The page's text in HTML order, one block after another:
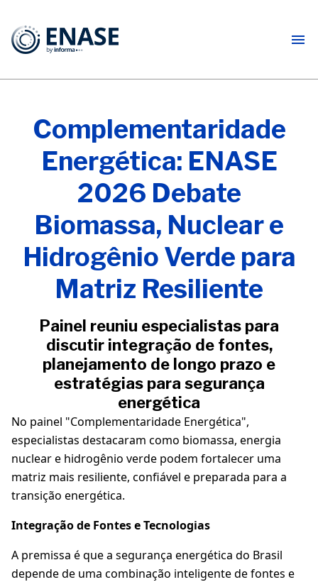
Complementaridade
Energética: ENASE
2026 Debate
Biomassa, Nuclear e
Hidrogênio Verde para
Matriz Resiliente
Painel reuniu especialistas para
discutir integração de fontes,
planejamento de longo prazo e
estratégias para segurança
energética
No painel "Complementaridade Energética",
especialistas destacaram como biomassa, energia
nuclear e hidrogênio verde podem fortalecer uma
matriz mais resiliente, confiável e preparada para a
transição energética.
Integração de Fontes e Tecnologias
A premissa é que a segurança energética do Brasil
depende de uma combinação inteligente de fontes e